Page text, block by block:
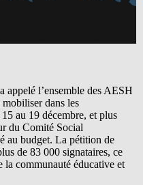
appelé l’ensemble des AESH
mobiliser dans les
au 19 décembre, et plus
du Comité Social
au budget. La pétition de
de 83 000 signataires, ce
la communauté éducative et